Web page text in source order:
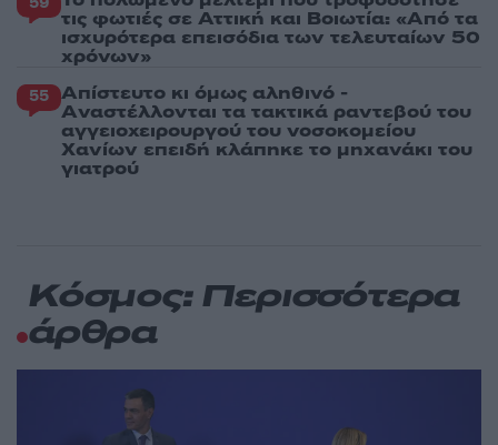
τις φωτιές σε Αττική και Βοιωτία: «Από τα
ισχυρότερα επεισόδια των τελευταίων 50
χρόνων»
55 Απίστευτο κι όμως αληθινό -
Aναστέλλονται τα τακτικά ραντεβού του
αγγειοχειρουργού του νοσοκομείου
Χανίων επειδή κλάπηκε το μηχανάκι του
γιατρού
Κόσμος: Περισσότερα
άρθρα